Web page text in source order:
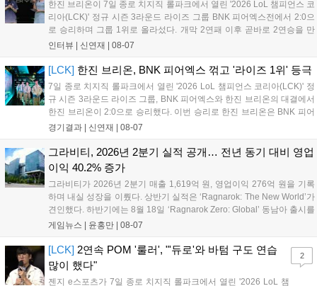
한진 브리온이 7일 종로 치지직 롤파크에서 열린 '2026 LoL 챔피언스 코
리아(LCK)' 정규 시즌 3라운드 라이즈 그룹 BNK 피어엑스전에서 2:0으
로 승리하며 그룹 1위로 올라섰다. 개막 2연패 이후 곧바로 2연승을 만
들어내면서 이어질 4라운드에 대한 기대감을 올렸다. 다음은 이날 데뷔
인터뷰 | 신연재 | 08-07
[LCK] 한진 브리온, BNK 피어엑스 꺾고 '라이즈 1위' 등극
7일 종로 치지직 롤파크에서 열린 '2026 LoL 챔피언스 코리아(LCK)' 정
규 시즌 3라운드 라이즈 그룹, BNK 피어엑스와 한진 브리온의 대결에서
한진 브리온이 2:0으로 승리했다. 이번 승리로 한진 브리온은 BNK 피어
엑스를 제치고 라이즈 그룹 1위로 올라섰다. 1세트, 한진 브리온이 '로머'
경기결과 | 신연재 | 08-07
그라비티, 2026년 2분기 실적 공개… 전년 동기 대비 영업
이익 40.2% 증가
그라비티가 2026년 2분기 매출 1,619억 원, 영업이익 276억 원을 기록
하며 내실 성장을 이뤘다. 상반기 실적은 ‘Ragnarok: The New World’가
견인했다. 하반기에는 8월 18일 ‘Ragnarok Zero: Global’ 동남아 출시를
시작으로 9월 3일 ‘달려라 헤베레케 EX’, 9월 22일 ‘갈바테인’ 등 다양한
이’ 출시가 예정돼 있으며, 2027년에는 ‘Ragnarok 3’ 등 대작을 글로벌
출시할 계획이다. 그라비티는 조인트벤처 설립과 라그나로크 에코 시스
템 구축을 통해 신성장 동력을 확보할 방침이다....
게임뉴스 | 윤홍만 | 08-07
[LCK] 2연속 POM '룰러', "'듀로'와 바텀 구도 연습
많이 했다"
젠지 e스포츠가 7일 종로 치지직 롤파크에서 열린 '2026 LoL 챔
2